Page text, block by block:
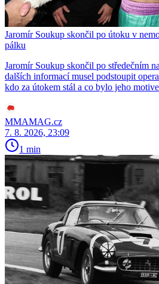
Jaromír Soukup skončil po útoku v
pálku
Jaromír Soukup skončil po středečním
dalších informací musel podstoupit
kdo za útokem stál a co bylo jeho
MMAMAG.cz
7. 8. 2026, 23:09
1 min